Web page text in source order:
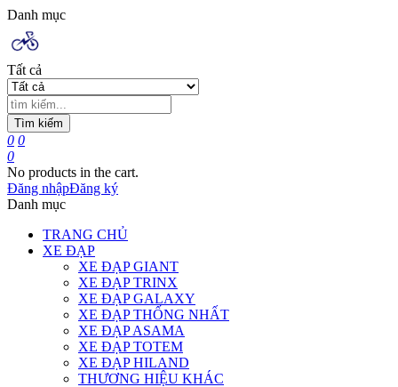
Danh mục
Tất cả
Tìm kiếm
0 0
0
No products in the cart.
Đăng nhậpĐăng ký
Danh mục
TRANG CHỦ
XE ĐẠP
XE ĐẠP GIANT
XE ĐẠP TRINX
XE ĐẠP GALAXY
XE ĐẠP THỐNG NHẤT
XE ĐẠP ASAMA
XE ĐẠP TOTEM
XE ĐẠP HILAND
THƯƠNG HIỆU KHÁC